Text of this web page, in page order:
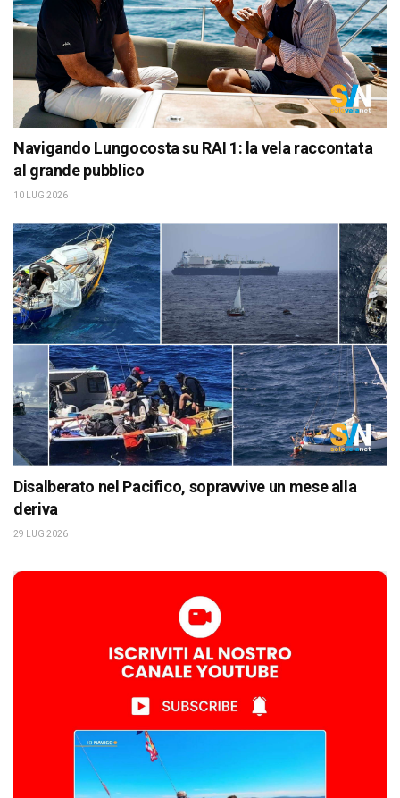
Navigando Lungocosta su RAI 1: la vela raccontata
al grande pubblico
10 LUG 2026
Disalberato nel Pacifico, sopravvive un mese alla
deriva
29 LUG 2026